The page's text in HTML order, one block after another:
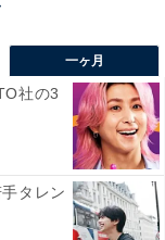
により、1981～
漫画作品です。
一ヶ月
社の3
タレン